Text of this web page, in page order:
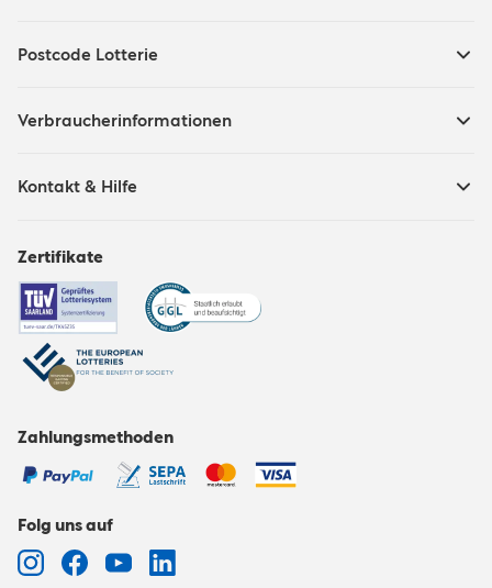
Postcode Lotterie
Verbraucherinformationen
Kontakt & Hilfe
Zertifikate
Zahlungsmethoden
Folg uns auf